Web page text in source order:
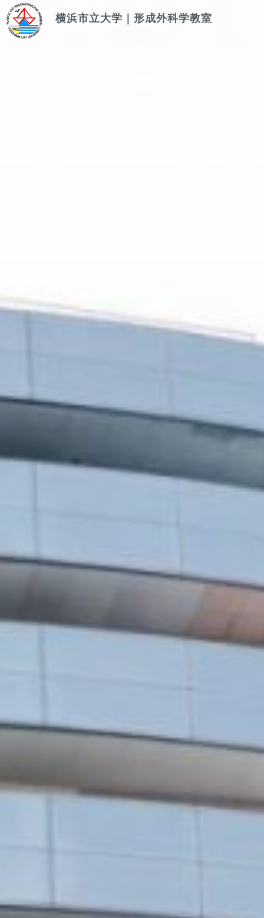
横浜市立大学｜形成外科学教室